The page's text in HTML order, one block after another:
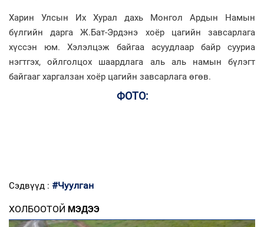
Харин Улсын Их Хурал дахь Монгол Ардын Намын
бүлгийн дарга Ж.Бат-Эрдэнэ хоёр цагийн завсарлага
хүссэн юм. Хэлэлцэж байгаа асуудлаар байр сууриа
нэгтгэх, ойлголцох шаардлага аль аль намын бүлэгт
байгааг харгалзан хоёр цагийн завсарлага өгөв.
ФОТО:
Сэдвүүд : #Чуулган
ХОЛБООТОЙ МЭДЭЭ